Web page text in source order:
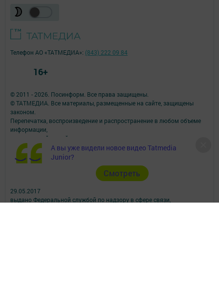
А вы уже видели новое видео Tatmedia
Junior?
Cмотреть
© 2011 - 2026. Посинформ. Все права защищены.
© ТАТМЕДИА. Все материалы, размещенные на сайте, защищены
законом.
Перепечатка, воспроизведение и распространение в любом объеме
информации,
размещенной на сайте, возможна только с письменного согласия
редакций СМИ.
При поддержке Республиканского агентства по печати и массовым
коммуникациям.
Наименование СМИ: Посинформ
№ свидетельства о регистрации СМИ, дата: ЭЛ № ФС 77 - 69869 от
29.05.2017
выдано Федеральной службой по надзору в сфере связи,
Телефон АО «ТАТМЕДИА»: (843) 222 09 84
16+